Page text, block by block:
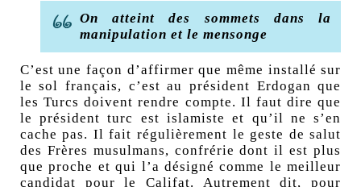
On atteint des sommets dans la
manipulation et le mensonge
C’est une façon d’affirmer que même installé sur
le sol français, c’est au président Erdogan que
les Turcs doivent rendre compte. Il faut dire que
le président turc est islamiste et qu’il ne s’en
cache pas. Il fait régulièrement le geste de salut
des Frères musulmans, confrérie dont il est plus
que proche et qui l’a désigné comme le meilleur
candidat pour le Califat. Autrement dit, pour